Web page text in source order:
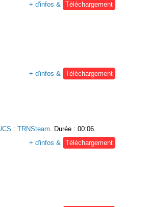
+ d'infos & Téléchargement
+ d'infos & Téléchargement
: TRNSteam. Durée : 00:06.
+ d'infos & Téléchargement